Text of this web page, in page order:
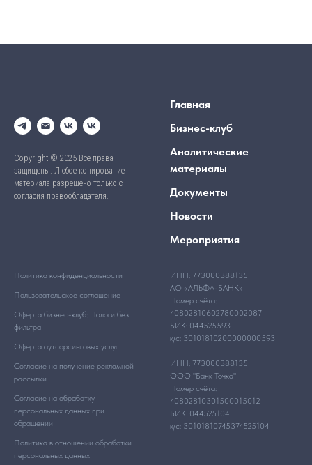
Copyright © 2025 Все права
защищены. Любое копирование
материала разрешено только с
согласия правообладателя.
Главная
Бизнес-клуб
Аналитические
материалы
Документы
Новости
Мероприятия
Политика конфиденциальности
Пользовательское соглашение
Оферта бизнес-клуб: Налоги без
фильтра
Оферта аутсорсинговых услуг
Согласие на получение рекламной
рассылки
Согласие на обработку
персональных данных при
обращении
Политика в отношении обработки
персональных данных
ИНН: 773000388135
АО «АЛЬФА-БАНК»
Номер счёта:
40802810602780002087
БИК: 044525593
к/с: 30101810200000000593
ИНН: 773000388135
ООО "Банк Точка"
Номер счёта:
40802810301500015012
БИК: 044525104
к/с: 30101810745374525104